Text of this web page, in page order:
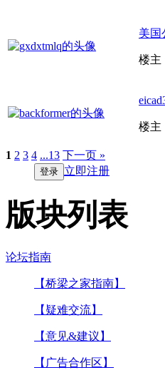
美国
楼主
楼主
1 2 3 4 ...13 下一页 »
登录 立即注册
版块列表
论坛指南
【桥梁之家指南】
【疑难交流】
【意见&建议】
【广告合作区】